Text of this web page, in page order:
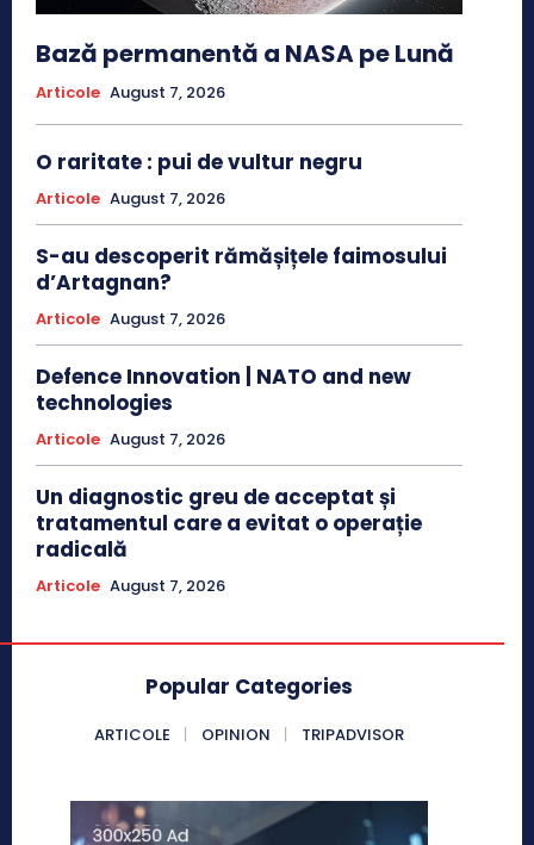
Bază permanentă a NASA pe Lună
Articole August 7, 2026
O raritate : pui de vultur negru
Articole August 7, 2026
S-au descoperit rămășițele faimosului
d’Artagnan?
Articole August 7, 2026
Defence Innovation | NATO and new
technologies
Articole August 7, 2026
Un diagnostic greu de acceptat și
tratamentul care a evitat o operație
radicală
Articole August 7, 2026
Popular Categories
ARTICOLE OPINION TRIPADVISOR